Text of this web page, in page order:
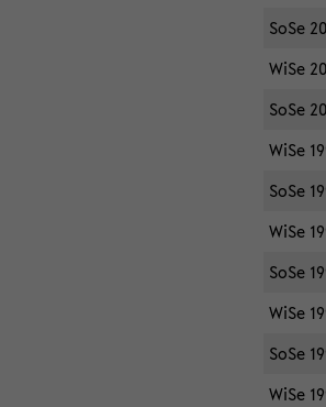
SoSe
WiSe
SoSe
WiSe
SoSe
WiSe
SoSe
WiSe
SoSe
WiSe